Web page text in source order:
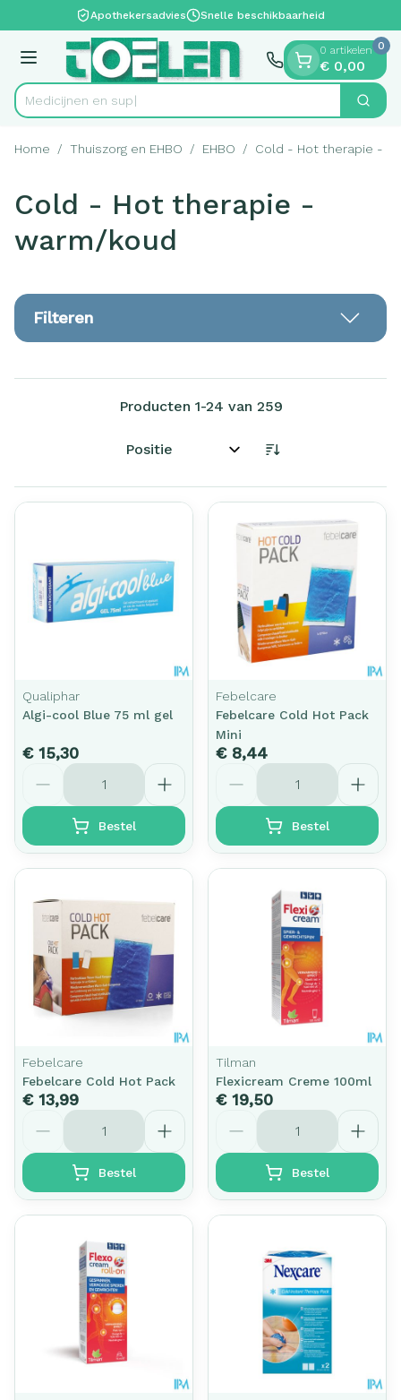
Ga naar de inhoudApothekersadvies Snelle beschikbaarheid
Menu
Product, merk, categorie... Zoek
0 artikelen
€ 0,00
0
Home / Thuiszorg en EHBO / EHBO / Cold - Hot therapie -
Cold - Hot therapie -
warm/koud
Filteren
Producten 1-24 van 259
Sorteer op:
Qualiphar
Algi-cool Blue 75 ml gel
€ 15,30
Aantal
Bestel
Febelcare
Febelcare Cold Hot Pack
Mini
€ 8,44
Aantal
Bestel
Febelcare
Febelcare Cold Hot Pack
€ 13,99
Aantal
Bestel
Tilman
Flexicream Creme 100ml
€ 19,50
Aantal
Bestel